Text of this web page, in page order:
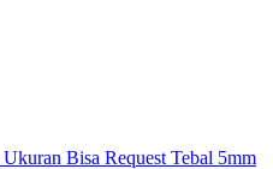
Bisa Request Tebal 5mm